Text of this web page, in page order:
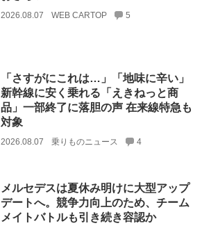
2026.08.07 WEB CARTOP 5
「さすがにこれは…」「地味に辛い」
新幹線に安く乗れる「えきねっと商
品」一部終了に落胆の声 在来線特急も
対象
2026.08.07 乗りものニュース 4
メルセデスは夏休み明けに大型アップ
デートへ。競争力向上のため、チーム
メイトバトルも引き続き容認か